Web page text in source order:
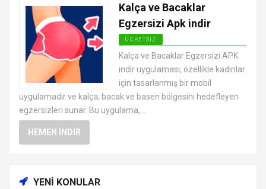
Kalça ve Bacaklar
Egzersizi Apk indir
ÜCRETSIZ
ANDROID SAĞLIK VE FITNESS
UYGULAMALARI APK
Kalça ve Bacaklar Egzersizi APK
indir uygulaması, özellikle kadınlar
için tasarlanmış bir mobil
uygulamadır ve kalça, bacak ve basen bölgesini hedefleyen
egzersizleri sunar. Bu uygulama,...
HEMEN İNDIR
YENI KONULAR